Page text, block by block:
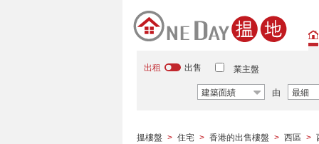
出租 出售 業主盤
建築面績 由 最細
搵樓盤 > 住宅 > 香港的出售樓盤 > 西區 >